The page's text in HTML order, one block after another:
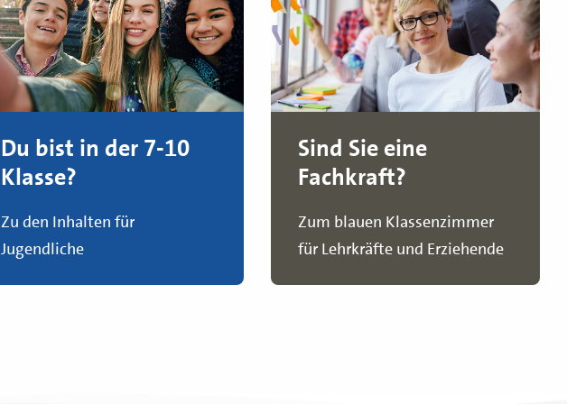
Du bist in der 7-10
Klasse?
Zu den Inhalten für
Jugendliche
Sind Sie eine
Fachkraft?
Zum blauen Klassenzimmer
für Lehrkräfte und Erziehende